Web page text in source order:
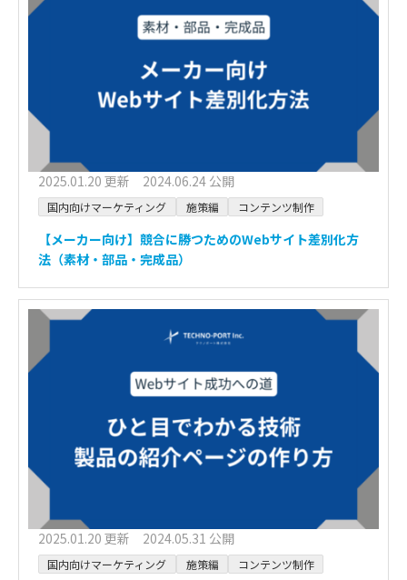
2025.01.20 更新 2024.06.24 公開
国内向けマーケティング 施策編 コンテンツ制作
【メーカー向け】競合に勝つためのWebサイト差別化方
法（素材・部品・完成品）
2025.01.20 更新 2024.05.31 公開
国内向けマーケティング 施策編 コンテンツ制作